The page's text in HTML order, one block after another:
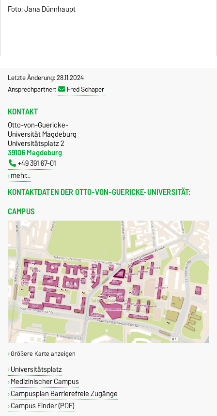
Foto: Jana Dünnhaupt
Letzte Änderung: 28.11.2024
Ansprechpartner:
Fred Schaper
KONTAKTDATEN DER OTTO-VON-GUERICKE-UNIVERSITÄT:
KONTAKT
Otto-von-Guericke-
Universität Magdeburg
Universitätsplatz 2
39106 Magdeburg
+49 391 67-01
mehr…
CAMPUS
Größere Karte anzeigen
Universitätsplatz
Medizinischer Campus
Campusplan Barrierefreie Zugänge
Campus Finder (PDF)